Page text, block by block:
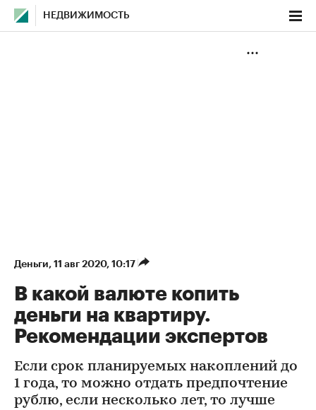
НЕДВИЖИМОСТЬ
Деньги⁠, 11 авг 2020, 10:17
В какой валюте копить
деньги на квартиру.
Рекомендации экспертов
Если срок планируемых накоплений до
1 года, то можно отдать предпочтение
рублю, если несколько лет, то лучше